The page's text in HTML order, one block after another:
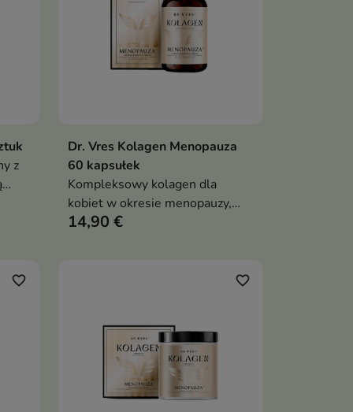
z
Dodaj do koszyka
Dr. Vres Kolagen Menopauza
60 kapsułek
Kompleksowy kolagen dla
kobiet w okresie menopauzy,
wspierający skórę, stawy,
14,90 €
favorite_border favorite_border